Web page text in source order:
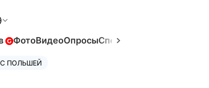
ФотоВидеоОпросыСпецпроекты
ПОЛЬШЕЙ